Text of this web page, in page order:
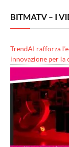
BITMATV – I
TrendAI rafforza
innovazione per